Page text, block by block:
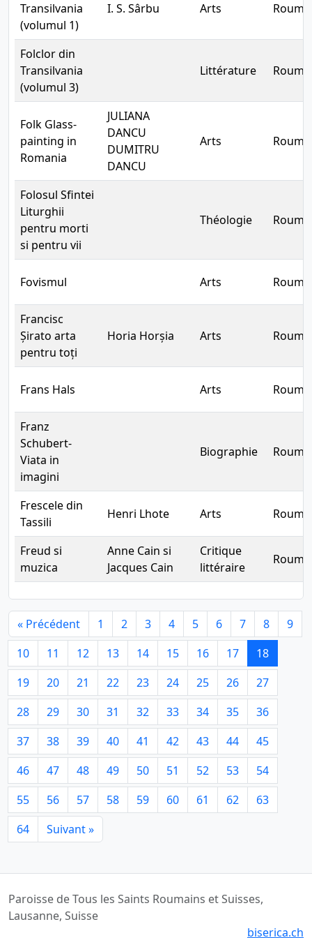
Transilvania
(volumul 1)
I. S. Sârbu Arts
Folclor din
Transilvania
(volumul 3)
Littérature
Folk Glass-
painting in
Romania
JULIANA
DANCU
DUMITRU
DANCU
Arts
Folosul Sfintei
Liturghii
pentru morti
si pentru vii
Théologie
Fovismul Arts
Francisc
Șirato arta
pentru toți
Horia Horșia Arts
Frans Hals Arts
Franz
Schubert-
Viata in
imagini
Biographie
Frescele din
Tassili
Henri Lhote Arts
Freud si
muzica
Anne Cain si
Jacques Cain
Critique
littéraire
« Précédent 1 2 3 4 5 6 7 8
9
10
11 12 13 14 15 16 17
18
19
20 21 22 23 24 25 26
27
28
29 30 31 32 33 34 35
36
37
38 39 40 41 42 43 44
45
46
47 48 49 50 51 52 53
54
55
56 57 58 59 60 61 62
63
64
Suivant »
Paroisse de Tous les Saints Roumains et Suisses,
Lausanne, Suisse
biserica.ch